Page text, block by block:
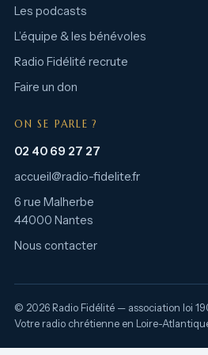
Les podcasts
L’équipe & les bénévoles
Radio Fidélité recrute
Faire un don
ON SE PARLE ?
02 40 69 27 27
accueil@radio-fidelite.fr
6 rue Malherbe
44000 Nantes
Nous contacter
© 2026 Radio Fidélité — association loi
Votre radio chrétienne en Loire-